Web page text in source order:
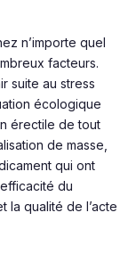
n’importe quel
facteurs.
suite au stress
écologique
érectile de tout
de masse,
qui ont
du
la qualité de l’acte